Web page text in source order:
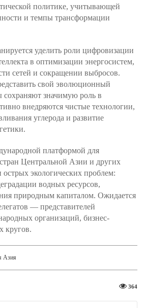
политике, учитывающей
и темпы трансформации
уделить роли цифровизации
в оптимизации энергосистем,
сетей и сокращении выбросов.
свой эволюционный
сохраняют значимую роль в
внедряются чистые технологии,
углерода и развитие
платформой для
Центральной Азии и других
острых экологических проблем:
водных ресурсов,
природным капиталом. Ожидается
— представителей
организаций, бизнес-
кругов.
Азия
364